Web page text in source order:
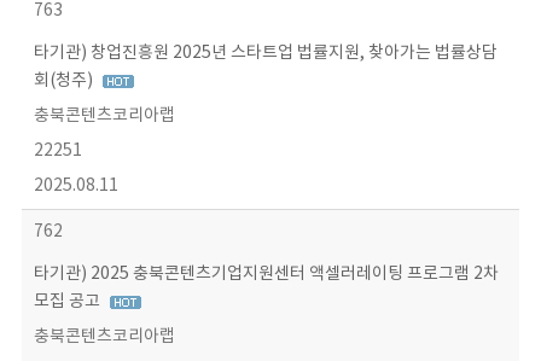
763
타기관) 창업진흥원 2025년 스타트업 법률지원, 찾아가는 법률상담
회(청주)
충북콘텐츠코리아랩
22251
2025.08.11
762
타기관) 2025 충북콘텐츠기업지원센터 액셀러레이팅 프로그램 2차
모집 공고
충북콘텐츠코리아랩